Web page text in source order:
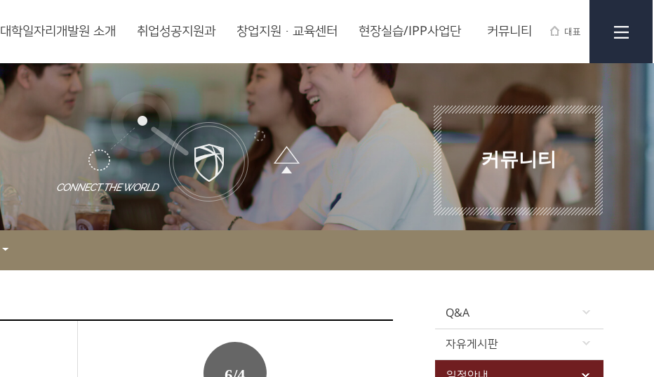
대표
대학일자리개발원 소개 취업성공지원과 창업지원·교육센터 현장실습/IPP사업단 커뮤니티
커뮤니티
Q&A
자유게시판